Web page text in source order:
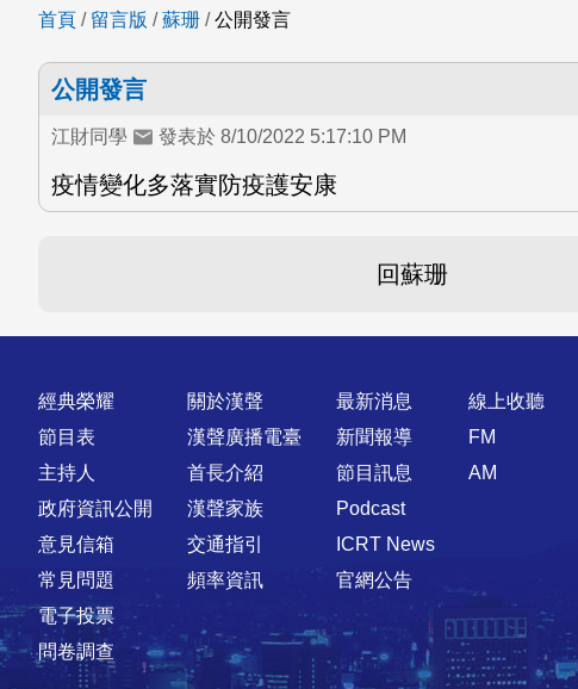
首頁 / 留言版 /蘇珊 /公開發言
公開發言
江財同學 發表於 8/10/2022 5:17:10 PM
疫情變化多落實防疫護安康
回蘇珊
快速連結
經典榮耀
節目表
主持人
政府資訊公開
意見信箱
常見問題
電子投票
問卷調查
關於漢聲
漢聲廣播電臺
首長介紹
漢聲家族
交通指引
頻率資訊
最新消息
新聞報導
節目訊息
Podcast
ICRT News
官網公告
線上收聽
FM
AM